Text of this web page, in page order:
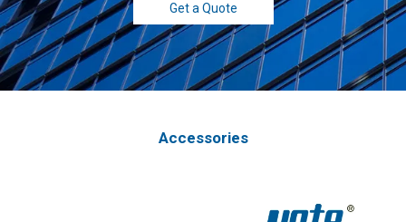
Get a Quote
Accessories